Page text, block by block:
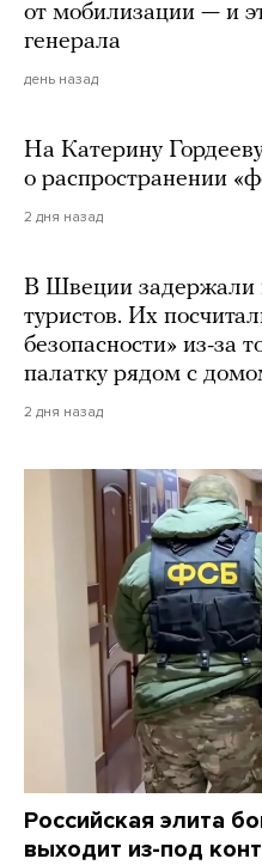
от мобилизации — и
генерала
день назад
На Катерину
о распространении
2 дня назад
В Швеции задержали
туристов. Их
безопасности» из-за
палатку рядом с
2 дня назад
Российская элита
выходит из-под